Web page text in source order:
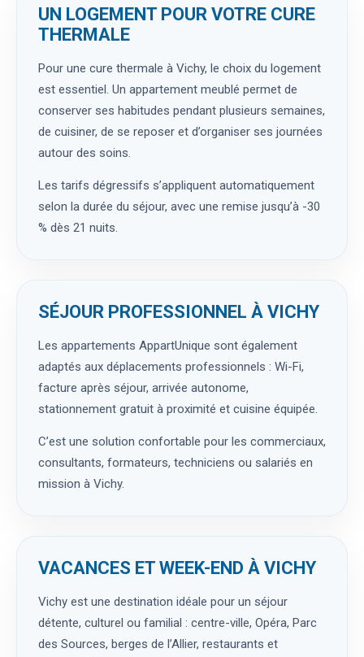
UN LOGEMENT POUR VOTRE CURE
THERMALE
Pour une cure thermale à Vichy, le choix du logement
est essentiel. Un appartement meublé permet de
conserver ses habitudes pendant plusieurs semaines,
de cuisiner, de se reposer et d’organiser ses journées
autour des soins.
Les tarifs dégressifs s’appliquent automatiquement
selon la durée du séjour, avec une remise jusqu’à -30
% dès 21 nuits.
SÉJOUR PROFESSIONNEL À VICHY
Les appartements AppartUnique sont également
adaptés aux déplacements professionnels : Wi-Fi,
facture après séjour, arrivée autonome,
stationnement gratuit à proximité et cuisine équipée.
C’est une solution confortable pour les commerciaux,
consultants, formateurs, techniciens ou salariés en
mission à Vichy.
VACANCES ET WEEK-END À VICHY
Vichy est une destination idéale pour un séjour
détente, culturel ou familial : centre-ville, Opéra, Parc
des Sources, berges de l’Allier, restaurants et